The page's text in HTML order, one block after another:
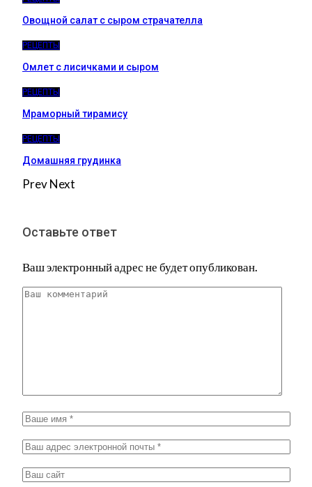
Овощной салат с сыром страчателла
РЕЦЕПТЫ
Омлет с лисичками и сыром
РЕЦЕПТЫ
Мраморный тирамису
РЕЦЕПТЫ
Домашняя грудинка
PrevNext
Оставьте ответ
Ваш электронный адрес не будет опубликован.